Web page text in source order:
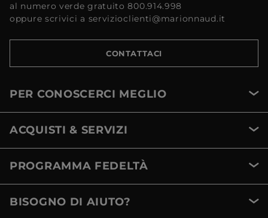
al numero verde gratuito 800.914.998
oppure scrivici a servizioclienti@marionnaud.it
CONTATTACI
PER CONOSCERCI MEGLIO
ACQUISTI & SERVIZI
PROGRAMMA FEDELTÀ
BISOGNO DI AIUTO?